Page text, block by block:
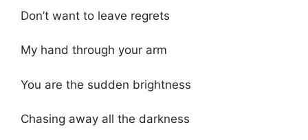
Don’t want to leave regrets
My hand through your arm
You are the sudden brightness
Chasing away all the darkness